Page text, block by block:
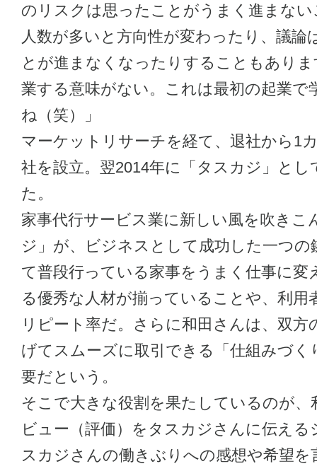
のリスクは思ったことがうまく進まな
人数が多いと方向性が変わったり、議論
とが進まなくなったりすることもあり
業する意味がない。これは最初の起業で
ね（笑）」
マーケットリサーチを経て、退社から1
社を設立。翌2014年に「タスカジ」とし
た。
家事代行サービス業に新しい風を吹きこ
ジ」が、ビジネスとして成功した一つの
て普段行っている家事をうまく仕事に変
る優秀な人材が揃っていることや、利用
リピート率だ。さらに和田さんは、双方
げてスムーズに取引できる「仕組みづく
要だという。
そこで大きな役割を果たしているのが、
ビュー（評価）をタスカジさんに伝え
スカジさんの働きぶりへの感想や希望を